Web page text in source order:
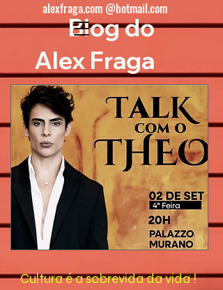
Cultura é a sobrevida da vida !
Blog do
Alex Fraga
alexfraga.com @hotmail.com